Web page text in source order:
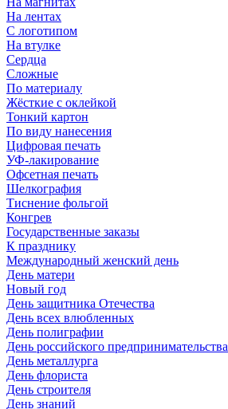
На лентах
С логотипом
На втулке
Сердца
Сложные
По материалу
Жёсткие с оклейкой
Тонкий картон
По виду нанесения
Цифровая печать
УФ-лакирование
Офсетная печать
Шелкография
Тиснение фольгой
Конгрев
Государственные заказы
К празднику
Международный женский день
День матери
Новый год
День защитника Отечества
День всех влюбленных
День полиграфии
День российского предпринимательства
День металлурга
День флориста
День строителя
День знаний